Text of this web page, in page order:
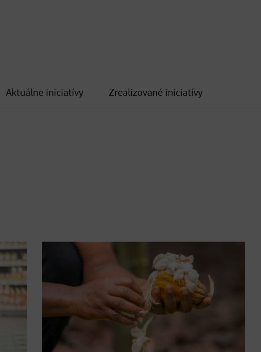
Aktuálne iniciatívy Zrealizované iniciatívy